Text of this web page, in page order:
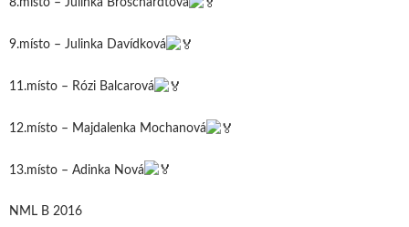
9.místo – Julinka Davídková
11.místo – Rózi Balcarová
12.místo – Majdalenka Mochanová
13.místo – Adinka Nová
NML B 2016